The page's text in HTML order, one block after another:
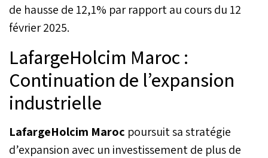
de hausse de 12,1% par rapport au cours du 12
février 2025.
LafargeHolcim Maroc :
Continuation de l’expansion
industrielle
LafargeHolcim Maroc poursuit sa stratégie
d’expansion avec un investissement de plus de